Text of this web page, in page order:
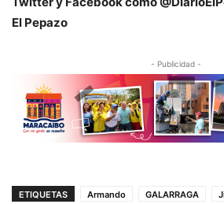
El Pepazo
- Publicidad -
ETIQUETAS Armando GALARRAGA